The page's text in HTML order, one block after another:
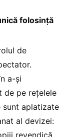
folosință
de
a-și
de pe rețelele
sunt aplatizate
al devizei: